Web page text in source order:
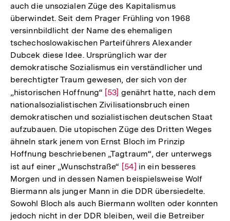
der
Fußnote
auch die unsozialen Züge des Kapitalismus
überwindet. Seit dem Prager Frühling von 1968
versinnbildlicht der Name des ehemaligen
tschechoslowakischen Parteiführers Alexander
Dubcek diese Idee. Ursprünglich war der
demokratische Sozialismus ein verständlicher und
berechtigter Traum gewesen, der sich von der
„historischen Hoffnung“ Zur
Auflösung
der
Fußnote
[53] genährt hatte, nach dem
nationalsozialistischen Zivilisationsbruch einen
demokratischen und sozialistischen deutschen Staat
aufzubauen. Die utopischen Züge des Dritten Weges
ähneln stark jenem von Ernst Bloch im Prinzip
Hoffnung beschriebenen „Tagtraum“, der unterwegs
ist auf einer „Wunschstraße“ Zur
Auflösung
der
Fußnote
[54] in ein besseres
Morgen und in dessen Namen beispielsweise Wolf
Biermann als junger Mann in die DDR übersiedelte.
Sowohl Bloch als auch Biermann wollten oder konnten
jedoch nicht in der DDR bleiben, weil die Betreiber